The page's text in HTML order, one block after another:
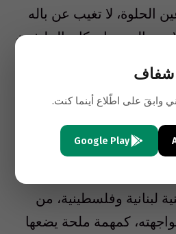
الحلوة، لا تغيب عن باله
التي، وان كان الملتفون
أن مراقبيها يشيرون الى
وتمددها فلسطينيًا.
ويزعج اقرانه من
ومنهم “عصبة الانصار”، هو
نفسه، لذا يأتي
لبنانية وفلسطينية، من
كمهمة ملحة يضعها
شفاف
وابقَ على اطّلاع أينما كنت.
Google Play